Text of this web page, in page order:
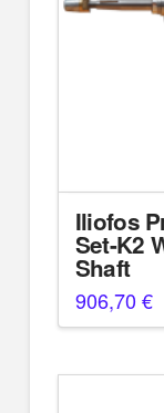
Iliofos
Set-K2
Shaft
906,70€